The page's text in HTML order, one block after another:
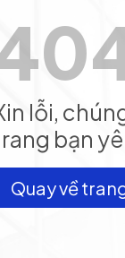
lỗi,
bạn
Quay về